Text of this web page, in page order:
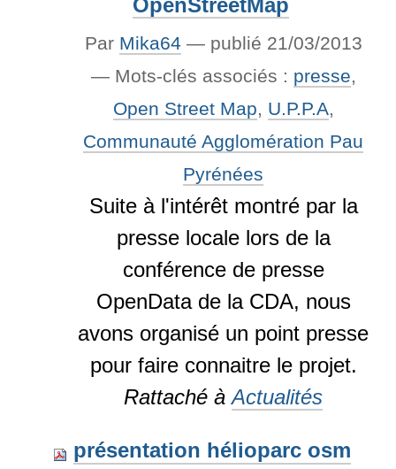
Par Mika64 — publié 21/03/2013
— Mots-clés associés : presse,
Open Street Map, U.P.P.A,
Communauté Agglomération Pau
Pyrénées
Suite à l'intérêt montré par la
presse locale lors de la
conférence de presse
OpenData de la CDA, nous
avons organisé un point presse
pour faire connaitre le projet.
Rattaché à Actualités
présentation hélioparc osm